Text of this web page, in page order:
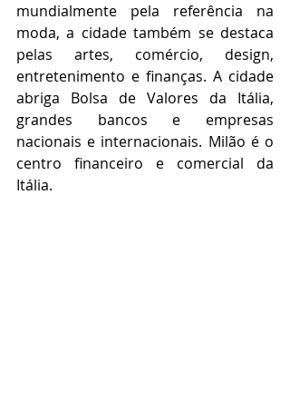
mundialmente pela referência na
moda, a cidade também se destaca
pelas artes, comércio, design,
entretenimento e finanças. A cidade
abriga Bolsa de Valores da Itália,
grandes bancos e empresas
nacionais e internacionais. Milão é o
centro financeiro e comercial da
Itália.